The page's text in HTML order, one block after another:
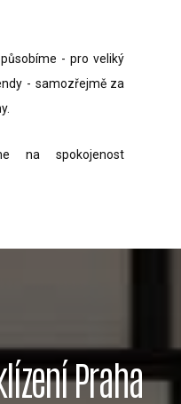
- pro veliký
- samozřejmě za
na spokojenost
Praha